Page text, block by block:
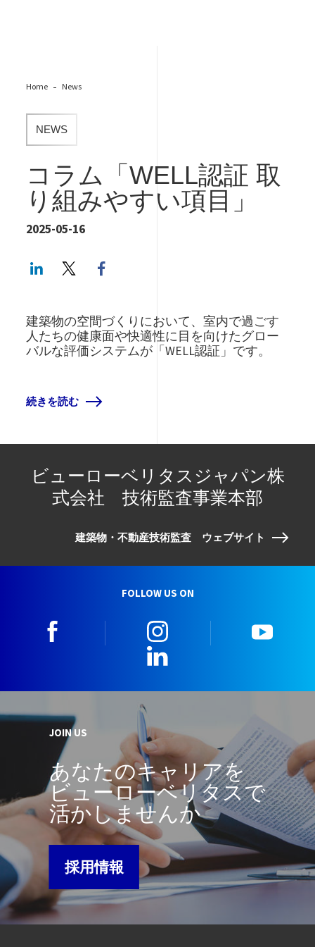
Home News
NEWS
コラム「WELL認証 取
り組みやすい項目」
2025-05-16
LinkedInTwitter
建築物の空間づくりにおいて、室内で過ごす
人たちの健康面や快適性に目を向けたグロー
バルな評価システムが「WELL認証」です。
続きを読む
ビューローベリタスジャパン株
式会社 技術監査事業本部
建築物・不動産技術監査 ウェブサイト
FOLLOW US ON
JOIN US
あなたのキャリアを
ビューローベリタスで
活かしませんか
採用情報